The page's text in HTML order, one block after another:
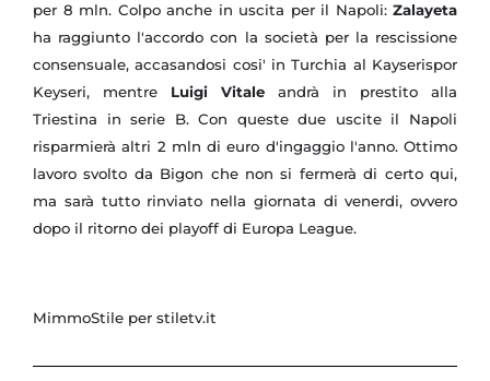
per 8 mln. Colpo anche in uscita per il Napoli: Zalayeta
ha raggiunto l'accordo con la società per la rescissione
consensuale, accasandosi cosi' in Turchia al Kayserispor
Keyseri, mentre Luigi Vitale andrà in prestito alla
Triestina in serie B. Con queste due uscite il Napoli
risparmierà altri 2 mln di euro d'ingaggio l'anno. Ottimo
lavoro svolto da Bigon che non si fermerà di certo qui,
ma sarà tutto rinviato nella giornata di venerdi, ovvero
dopo il ritorno dei playoff di Europa League.
MimmoStile per stiletv.it